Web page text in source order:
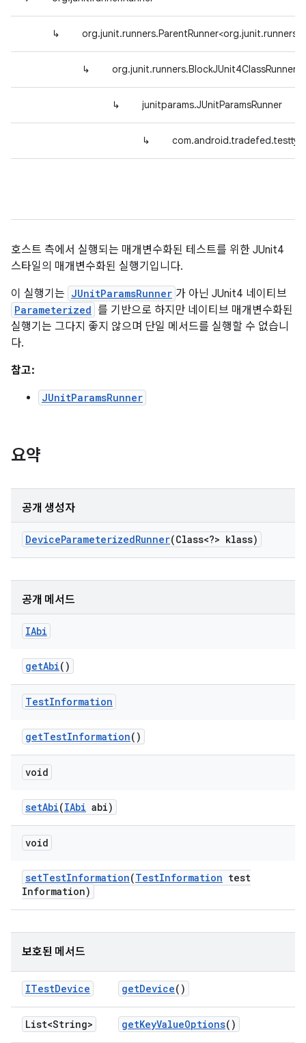
↳
↳ org.junit.runners.BlockJUnit4ClassRunner
↳ junitparams.JUnitParamsRunner
↳
호스트 측에서 실행되는 매개변수화된 테스트를 위한 JUnit4
스타일의 매개변수화된 실행기입니다.
이 실행기는 JUnitParamsRunner 가 아닌 JUnit4 네이티브
Parameterized 를 기반으로 하지만 네이티브 매개변수화된
실행기는 그다지 좋지 않으며 단일 메서드를 실행할 수 없습니
다.
참고:
JUnitParamsRunner
요약
공개 생성자
DeviceParameterizedRunner(Class<?> klass)
공개 메서드
IAbi
getAbi()
TestInformation
getTestInformation()
void
setAbi(IAbi abi)
void
setTestInformation(TestInformation test
Information)
보호된 메서드
ITestDevice getDevice()
List<String> getKeyValueOptions()